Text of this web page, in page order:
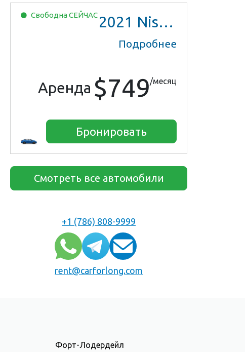
СвободнаСЕЙЧАС2021 Nissan Versa SV
Подробнее
Аренда $749/месяц
Бронировать
Смотреть все автомобили
+1 (786) 808-9999
rent@carforlong.com
Форт-Лодердейл